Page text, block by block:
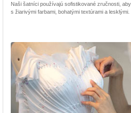
Naši šatníci používajú sofistikované zručnosti,
s žiarivými farbami, bohatými textúrami a lesklými.